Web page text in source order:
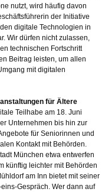
nutzt, wird häufig davon
der Initiative
digitale Technologien in
Wir dürfen nicht zulassen,
technischen Fortschritt
Beitrag leisten, um allen
mit digitalen
für Ältere
Teilhabe am 18. Juni
Unternehmen bis hin zur
für Seniorinnen und
Kontakt mit Behörden.
München etwa entwerfen
künftig leichter mit Behörden
am Inn bietet mit seiner
Gespräch. Wer dann auf